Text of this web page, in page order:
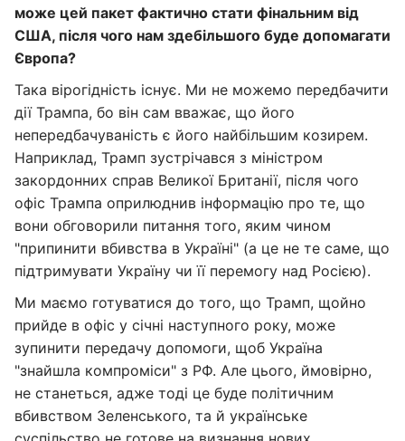
може цей пакет фактично стати фінальним від
США, після чого нам здебільшого буде допомагати
Європа?
Така вірогідність існує. Ми не можемо передбачити
дії Трампа, бо він сам вважає, що його
непередбачуваність є його найбільшим козирем.
Наприклад, Трамп зустрічався з міністром
закордонних справ Великої Британії, після чого
офіс Трампа оприлюднив інформацію про те, що
вони обговорили питання того, яким чином
"припинити вбивства в Україні" (а це не те саме, що
підтримувати Україну чи її перемогу над Росією).
Ми маємо готуватися до того, що Трамп, щойно
прийде в офіс у січні наступного року, може
зупинити передачу допомоги, щоб Україна
"знайшла компроміси" з РФ. Але цього, ймовірно,
не станеться, адже тоді це буде політичним
вбивством Зеленського, та й українське